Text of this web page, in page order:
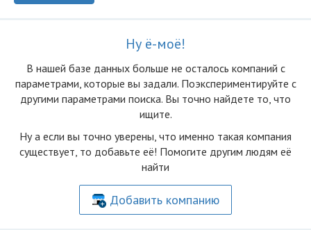
Ну ё-моё!
В нашей базе данных больше не осталоcь компаний с
параметрами, которые вы задали. Поэкспериментируйте с
другими параметрами поиска. Вы точно найдете то, что
ищите.
Ну а если вы точно уверены, что именно такая компания
существует, то добавьте её! Помогите другим людям её
найти
Добавить компанию